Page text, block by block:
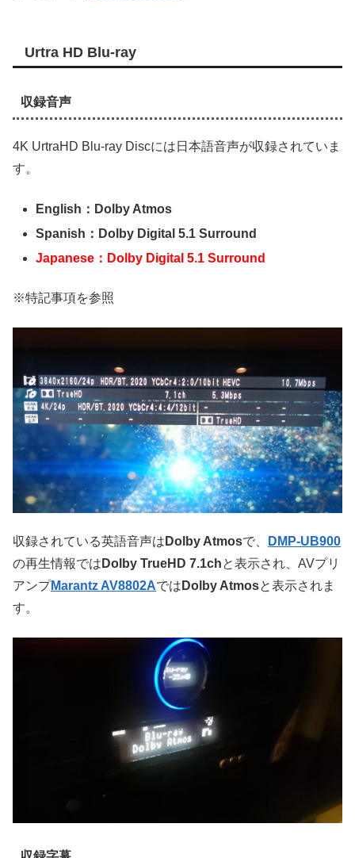
Urtra HD Blu-ray
収録音声
4K UrtraHD Blu-ray Discには日本語音声が収録されていま
す。
English：Dolby Atmos
Spanish：Dolby Digital 5.1 Surround
Japanese：Dolby Digital 5.1 Surround
※特記事項を参照
収録されている英語音声は Dolby Atmosで、
DMP-UB900
の再生情報では Dolby TrueHD 7.1chと表示され、AVプリ
アンプMarantz AV8802Aでは Dolby Atmosと表示されま
す。